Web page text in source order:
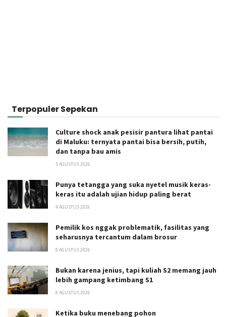
Terpopuler Sepekan
Culture shock anak pesisir pantura lihat pantai
di Maluku: ternyata pantai bisa bersih, putih,
dan tanpa bau amis
5 AGUSTUS 2026
Punya tetangga yang suka nyetel musik keras-
keras itu adalah ujian hidup paling berat
4 AGUSTUS 2026
Pemilik kos nggak problematik, fasilitas yang
seharusnya tercantum dalam brosur
8 AGUSTUS 2026
Bukan karena jenius, tapi kuliah S2 memang jauh
lebih gampang ketimbang S1
8 AGUSTUS 2026
Ketika buku menebang pohon